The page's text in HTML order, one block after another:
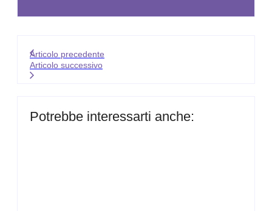
Articolo precedente
Articolo successivo
Potrebbe interessarti anche: